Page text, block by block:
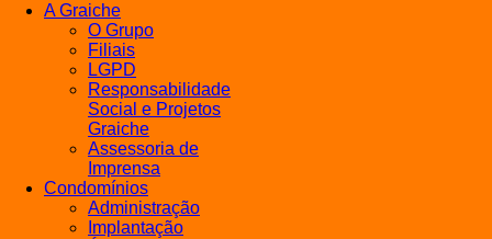
A Graiche
O Grupo
Filiais
LGPD
Responsabilidade
Social e Projetos
Graiche
Assessoria de
Imprensa
Condomínios
Administração
Implantação